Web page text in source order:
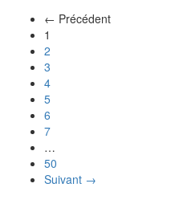
← Précédent
1
2
3
4
5
6
7
…
50
Suivant →